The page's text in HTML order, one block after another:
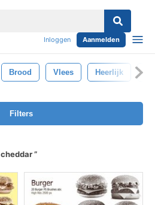
Inloggen Aanmelden
Brood Vlees Heerlijk
Filters
cheddar